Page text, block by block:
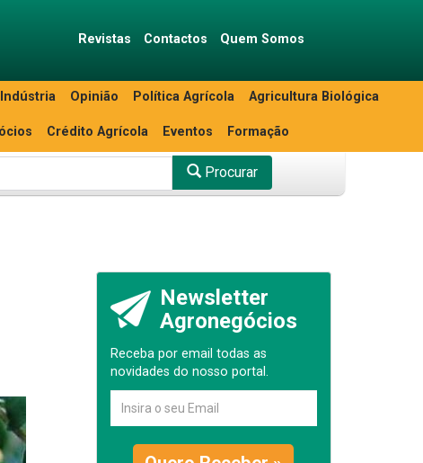
Revistas Contactos Quem Somos
Indústria Opinião Política Agrícola Agricultura Biológica
Crédito Agrícola Eventos Formação
Procurar
Newsletter
Agronegócios
Receba por email todas as
novidades do nosso portal.